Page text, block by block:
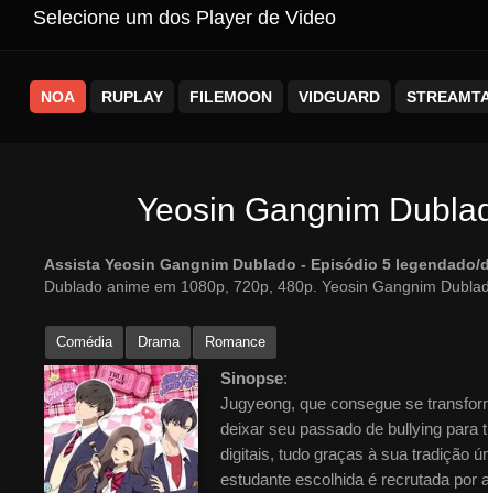
Selecione um dos Player de Video
NOA RUPLAY FILEMOON VIDGUARD
Yeosin Gangnim
Assista Yeosin Gangnim Dublado - Episódio 5
Dublado anime em 1080p, 720p, 480p. Yeosin Gangnim
Comédia Drama Romance
Sinopse:
Jugyeong, que consegue se
deixar seu passado de bullying para
digitais, tudo graças à sua tradição
estudante escolhida é recrutada por